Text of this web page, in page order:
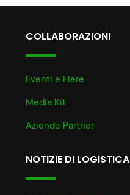
COLLABORAZIONI
Eventi e Fiere
Media Kit
Aziende Partner
NOTIZIE DI LOGISTICA